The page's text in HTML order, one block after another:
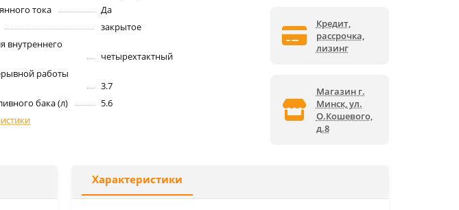
тока
Да
закрытое
внутреннего
четырехтактный
работы
3.7
бака (л)
5.6
Кредит,
рассрочка,
лизинг
Магазин г.
Минск, ул.
О.Кошевого,
д.8
Характеристики